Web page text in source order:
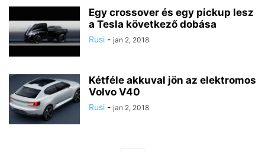
Egy crossover és egy pickup lesz
a Tesla következő dobása
Rusi - jan 2, 2018
Kétféle akkuval jön az elektromos
Volvo V40
Rusi - jan 2, 2018